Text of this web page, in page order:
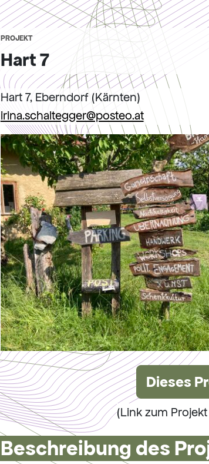
PROJEKT
Hart 7
Hart 7, Eberndorf (Kärnten)
irina.schaltegger@posteo.at
Dieses
(Link zum
Beschreibung des